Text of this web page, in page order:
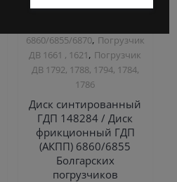
Запчасти Балканкар,
6860/6855/6870, Погрузчик
ДВ 1661 , 1621, Погрузчик
ДВ 1792, 1788, 1794, 1784,
1786
Диск синтированный
ГДП 148284 / Диск
фрикционный ГДП
(АКПП) 6860/6855
Болгарских
погрузчиков